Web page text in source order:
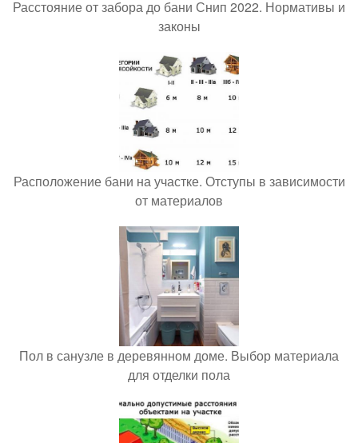
Расстояние от забора до бани Снип 2022. Нормативы и
законы
Расположение бани на участке. Отступы в зависимости
от материалов
Пол в санузле в деревянном доме. Выбор материала
для отделки пола